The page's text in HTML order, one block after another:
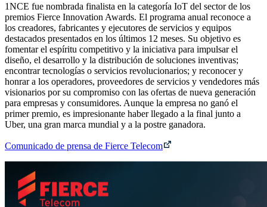
1NCE fue nombrada finalista en la categoría IoT del sector de los
premios Fierce Innovation Awards. El programa anual reconoce a
los creadores, fabricantes y ejecutores de servicios y equipos
destacados presentados en los últimos 12 meses. Su objetivo es
fomentar el espíritu competitivo y la iniciativa para impulsar el
diseño, el desarrollo y la distribución de soluciones inventivas;
encontrar tecnologías o servicios revolucionarios; y reconocer y
honrar a los operadores, proveedores de servicios y vendedores más
visionarios por su compromiso con las ofertas de nueva generación
para empresas y consumidores. Aunque la empresa no ganó el
primer premio, es impresionante haber llegado a la final junto a
Uber, una gran marca mundial y a la postre ganadora.
Comunicado de prensa de Fierce Telecom